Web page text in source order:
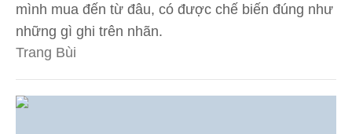
mình mua đến từ đâu, có được chế biến đúng như
những gì ghi trên nhãn.
Trang Bùi